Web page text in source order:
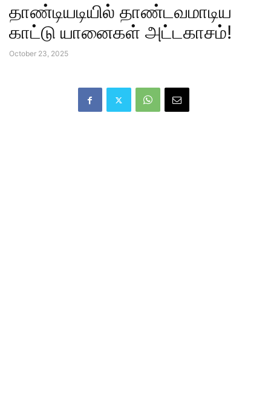
தாண்டியடியில் தாண்டவமாடிய
காட்டு யானைகள் அட்டகாசம்!
October 23, 2025